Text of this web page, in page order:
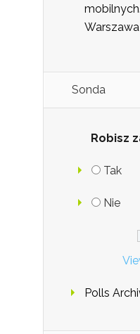
Warszawa
Sonda
Robisz
Tak
Nie
Polls